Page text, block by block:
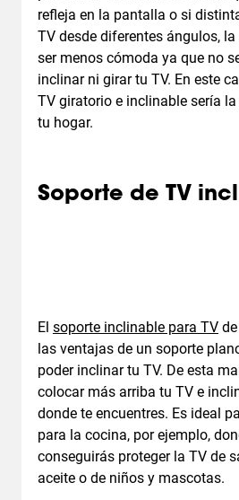
refleja en la pantalla o si
TV desde diferentes ángulos,
ser menos cómoda ya que no
inclinar ni girar tu TV. En este
TV giratorio e inclinable sería
tu hogar.
Soporte de TV
El soporte inclinable para TV
las ventajas de un soporte
poder inclinar tu TV. De esta
colocar más arriba tu TV e
donde te encuentres. Es ideal
para la cocina, por ejemplo,
conseguirás proteger la TV de
aceite o de niños y mascotas.